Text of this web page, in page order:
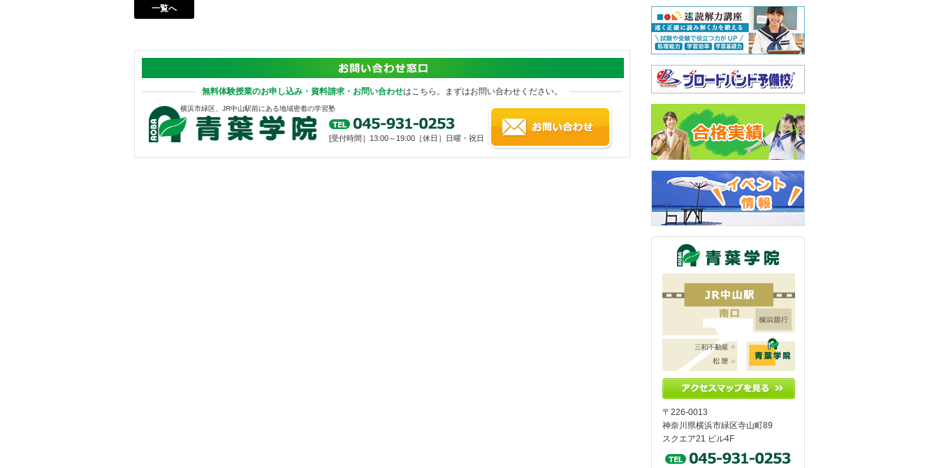
一覧へ
無料体験授業のお申し込み・資料請求・お問い合わせはこちら。まずはお問い合わせください。
横浜市緑区、JR中山駅前にある地域密着の学習塾
[受付時間］13:00～19:00［休日］日曜・祝日
〒226-0013
神奈川県横浜市緑区寺山町89
スクエア21 ビル4F